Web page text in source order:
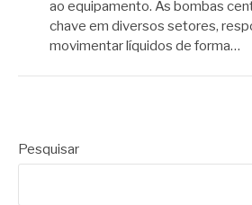
ao equipamento. As bombas
chave em diversos setores,
movimentar líquidos de forma…
Pesquisar